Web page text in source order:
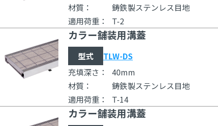
材質：
鋳鉄製ステンレス目地
適用荷重：
T-2
カラー舗装用溝蓋
型式
TLW-DS
充填深さ：
40mm
材質：
鋳鉄製ステンレス目地
適用荷重：
T-14
カラー舗装用溝蓋